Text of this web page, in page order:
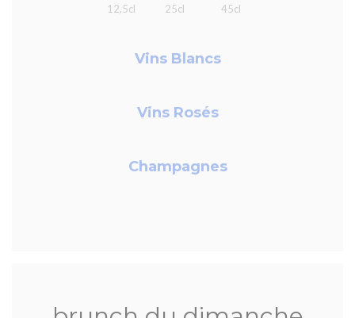
12,5cl 25cl 45cl
Vins Blancs
Vins Rosés
Champagnes